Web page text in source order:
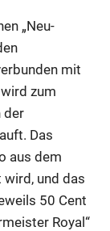
„Neu-
mit
zum
der
Das
aus dem
und das
50 Cent
Royal“